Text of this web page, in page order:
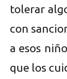
tolerar
con
a esos
que los